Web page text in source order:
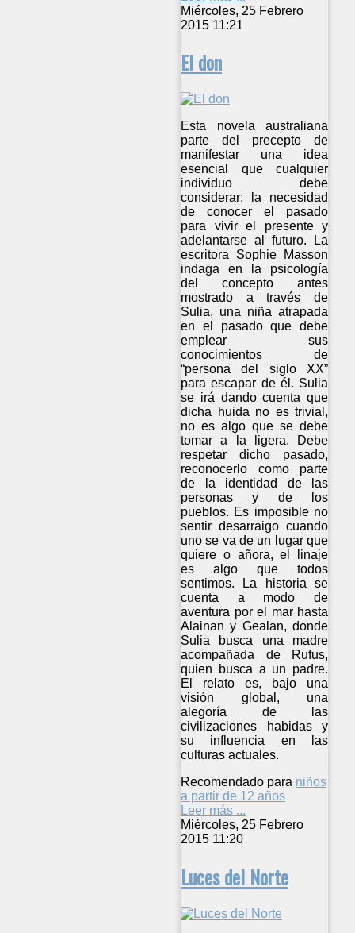
Miércoles, 25 Febrero
2015 11:21
El don
Esta novela australiana
parte del precepto de
manifestar una idea
esencial que cualquier
individuo debe
considerar: la necesidad
de conocer el pasado
para vivir el presente y
adelantarse al futuro. La
escritora Sophie Masson
indaga en la psicología
del concepto antes
mostrado a través de
Sulia, una niña atrapada
en el pasado que debe
emplear sus
conocimientos de
“persona del siglo XX”
para escapar de él. Sulia
se irá dando cuenta que
dicha huida no es trivial,
no es algo que se debe
tomar a la ligera. Debe
respetar dicho pasado,
reconocerlo como parte
de la identidad de las
personas y de los
pueblos. Es imposible no
sentir desarraigo cuando
uno se va de un lugar que
quiere o añora, el linaje
es algo que todos
sentimos. La historia se
cuenta a modo de
aventura por el mar hasta
Alainan y Gealan, donde
Sulia busca una madre
acompañada de Rufus,
quien busca a un padre.
El relato es, bajo una
visión global, una
alegoría de las
civilizaciones habidas y
su influencia en las
culturas actuales.
Recomendado para niños
a partir de 12 años
Leer más ...
Miércoles, 25 Febrero
2015 11:20
Luces del Norte